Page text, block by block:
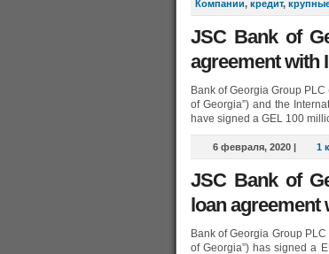
Компании, кредит,
JSC Bank of
agreement with
Bank of Georgia Group
of Georgia”) and the
have signed a GEL 100
6 февраля, 2020| 1
JSC Bank of
loan agreement
Bank of Georgia Group
of Georgia”) has signed a